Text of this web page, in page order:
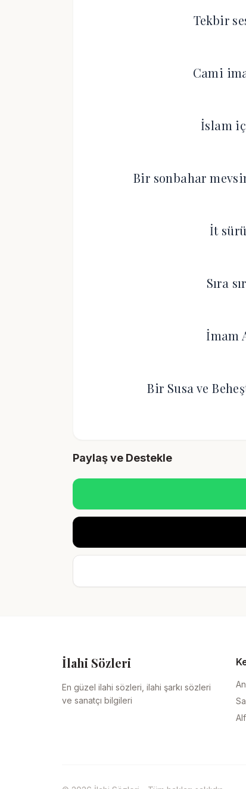
Tekbir
Cami
İslam
Bir sonbahar
İt
Sıra
İmam
Bir Susa ve
Paylaş ve Destekle
İlahi Sözleri
En güzel ilahi sözleri, ilahi şarkı sözleri
ve sanatçı bilgileri